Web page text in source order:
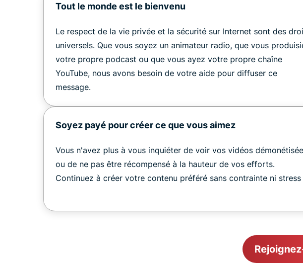
Tout le monde est le bienvenu
Le respect de la vie privée et la sécurité sur Internet sont des
universels. Que vous soyez un animateur radio, que vous
votre propre podcast ou que vous ayez votre propre chaîne
YouTube, nous avons besoin de votre aide pour diffuser ce
message.
Soyez payé pour créer ce que vous aimez
Vous n'avez plus à vous inquiéter de voir vos vidéos
ou de ne pas être récompensé à la hauteur de vos efforts.
Continuez à créer votre contenu préféré sans contrainte ni stress